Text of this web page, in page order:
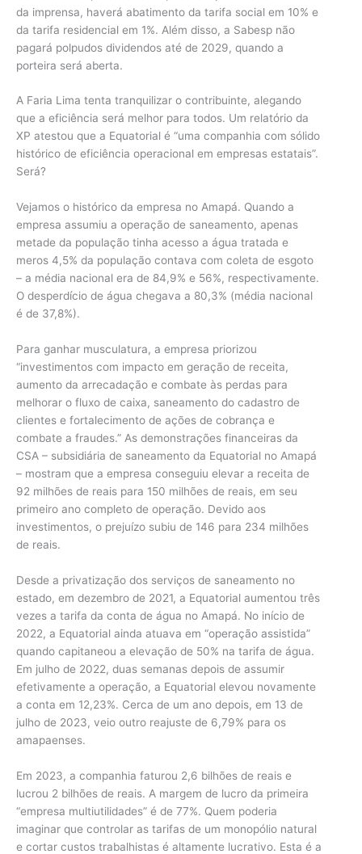
da imprensa, haverá abatimento da tarifa social em 10% e
da tarifa residencial em 1%. Além disso, a Sabesp não
pagará polpudos dividendos até de 2029, quando a
porteira será aberta.
A Faria Lima tenta tranquilizar o contribuinte, alegando
que a eficiência será melhor para todos. Um relatório da
XP atestou que a Equatorial é “uma companhia com sólido
histórico de eficiência operacional em empresas estatais”.
Será?
Vejamos o histórico da empresa no Amapá. Quando a
empresa assumiu a operação de saneamento, apenas
metade da população tinha acesso a água tratada e
meros 4,5% da população contava com coleta de esgoto
– a média nacional era de 84,9% e 56%, respectivamente.
O desperdício de água chegava a 80,3% (média nacional
é de 37,8%).
Para ganhar musculatura, a empresa priorizou
“investimentos com impacto em geração de receita,
aumento da arrecadação e combate às perdas para
melhorar o fluxo de caixa, saneamento do cadastro de
clientes e fortalecimento de ações de cobrança e
combate a fraudes.” As demonstrações financeiras da
CSA – subsidiária de saneamento da Equatorial no Amapá
– mostram que a empresa conseguiu elevar a receita de
92 milhões de reais para 150 milhões de reais, em seu
primeiro ano completo de operação. Devido aos
investimentos, o prejuízo subiu de 146 para 234 milhões
de reais.
Desde a privatização dos serviços de saneamento no
estado, em dezembro de 2021, a Equatorial aumentou três
vezes a tarifa da conta de água no Amapá. No início de
2022, a Equatorial ainda atuava em “operação assistida”
quando capitaneou a elevação de 50% na tarifa de água.
Em julho de 2022, duas semanas depois de assumir
efetivamente a operação, a Equatorial elevou novamente
a conta em 12,23%. Cerca de um ano depois, em 13 de
julho de 2023, veio outro reajuste de 6,79% para os
amapaenses.
Em 2023, a companhia faturou 2,6 bilhões de reais e
lucrou 2 bilhões de reais. A margem de lucro da primeira
“empresa multiutilidades” é de 77%. Quem poderia
imaginar que controlar as tarifas de um monopólio natural
e cortar custos trabalhistas é altamente lucrativo. Esta é a